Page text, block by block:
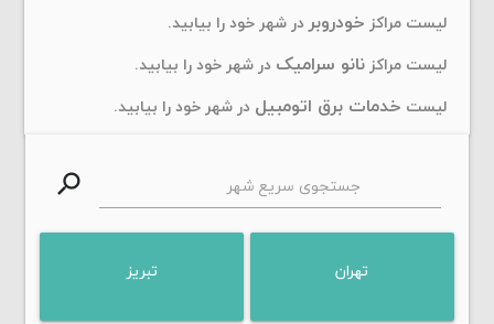
لیست مراکز خودروبردر شهر خود را بیابید.
لیست مراکزنانو سرامیک در شهر خود را بیابید.
لیست خدمات برق اتومبیل در شهر خود را بیابید.
search جستجوی سریع شهر
تهران تبریز